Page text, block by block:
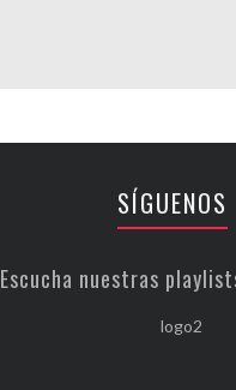
SÍGUENOS
Escucha nuestras